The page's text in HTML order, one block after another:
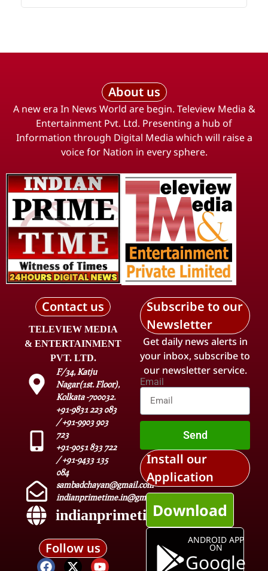
About us
A new era In News World are begin. Teleview Media &
Entertainment Pvt. Ltd. Presenting a hub of
Information through Digital Media which will raise a
voice for Nation in every sphere.
Contact us
TELEVIEW MEDIA
& ENTERTAINMENT
PVT. LTD.
F/34, Katju
Nagar(1st. Floor),
Kolkata -700032.
+91-9831 223 083
/ +91-9903 903
723
+91-9051 833 722
/ +91-9433 135
084
sambadchayan@gmail.com
indianprimetime.in@gmail.com
indianprimetime.in
Follow us
Subscribe to our
Newsletter
Get daily news alerts in
your inbox, subscribe to
our newsletter service.
Email
Send
Install our
Application
Download
ANDROID APP
ON
Google